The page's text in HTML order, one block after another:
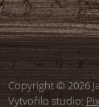
Copyright © 2026
Vytvořilo studio: